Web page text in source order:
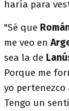
haría para
"Sé que
me veo en
sea la de
Porque me
yo pertenezco
Tengo un